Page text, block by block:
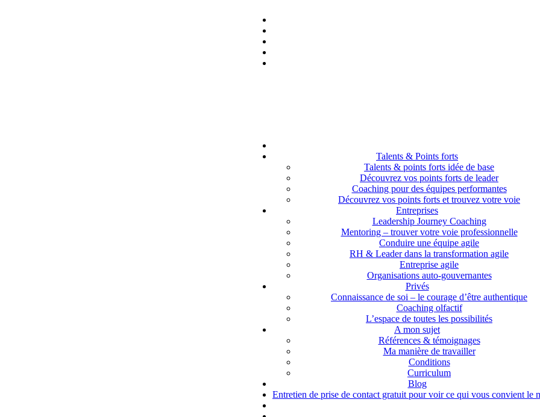
Talents & Points forts
Talents & points forts idée de base
Découvrez vos points forts de leader
Coaching pour des équipes performantes
Découvrez vos points forts et trouvez votre voie
Entreprises
Leadership Journey Coaching
Mentoring – trouver votre voie professionnelle
Conduire une équipe agile
RH & Leader dans la transformation agile
Entreprise agile
Organisations auto-gouvernantes
Privés
Connaissance de soi – le courage d’être authentique
Coaching olfactif
L’espace de toutes les possibilités
A mon sujet
Références & témoignages
Ma manière de travailler
Conditions
Curriculum
Blog
Entretien de prise de contact gratuit pour voir ce qui vous convient le